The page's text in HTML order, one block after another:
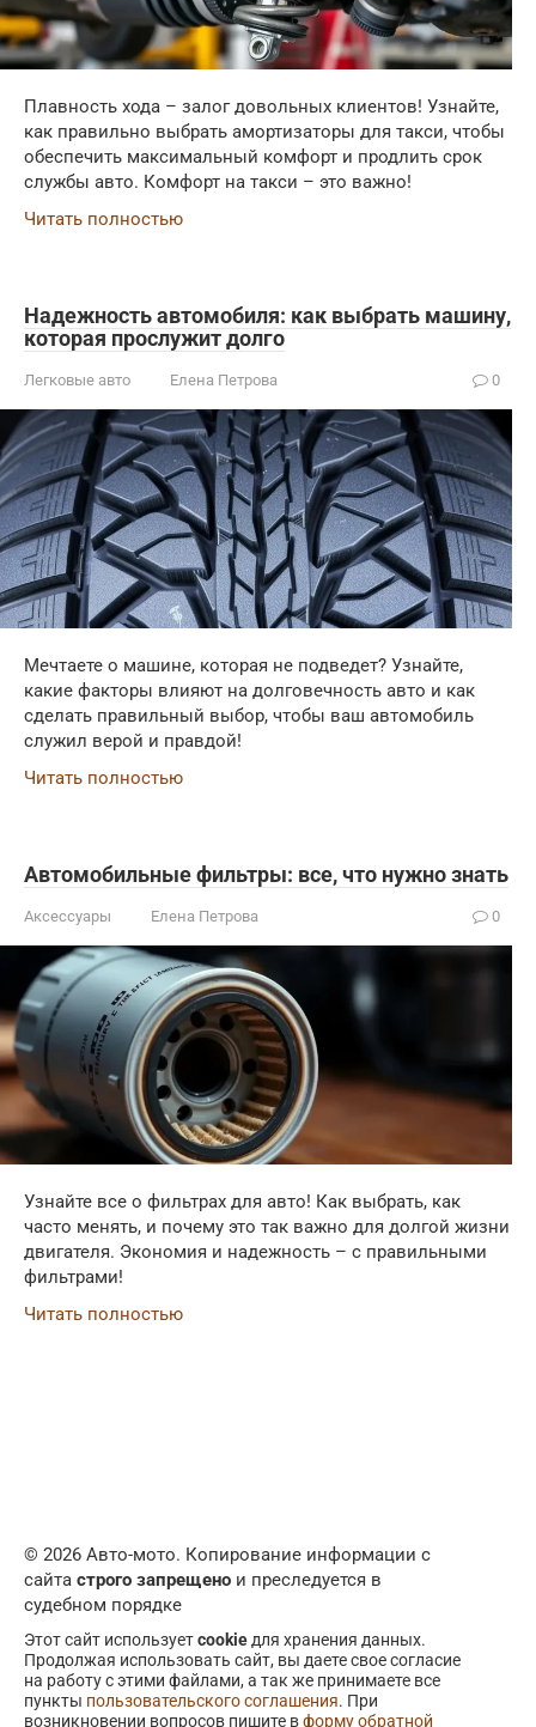
Плавность хода – залог довольных клиентов! Узнайте,
как правильно выбрать амортизаторы для такси, чтобы
обеспечить максимальный комфорт и продлить срок
службы авто. Комфорт на такси – это важно!
Читать полностью
Надежность автомобиля: как выбрать машину,
которая прослужит долго
Легковые авто Елена Петрова 0
Мечтаете о машине, которая не подведет? Узнайте,
какие факторы влияют на долговечность авто и как
сделать правильный выбор, чтобы ваш автомобиль
служил верой и правдой!
Читать полностью
Автомобильные фильтры: все, что нужно знать
Аксессуары Елена Петрова 0
Узнайте все о фильтрах для авто! Как выбрать, как
часто менять, и почему это так важно для долгой жизни
двигателя. Экономия и надежность – с правильными
фильтрами!
Читать полностью
© 2026 Авто-мото. Копирование информации с
сайта строго запрещено и преследуется в
судебном порядке
Этот сайт используетcookieдля хранения данных.
Продолжая использовать сайт, вы даете свое согласие
на работу с этими файлами, а так же принимаете все
пункты пользовательского соглашения. При
возникновении вопросов пишите вформу обратной